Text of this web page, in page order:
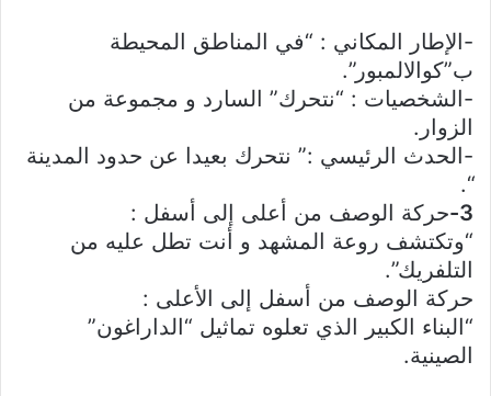
-الإطار المكاني : “في المناطق المحيطة
ب”كوالالمبور”.
-الشخصيات : “نتحرك” السارد و مجموعة من
الزوار.
-الحدث الرئيسي :” نتحرك بعيدا عن حدود المدينة
“.
3- حركة الوصف من أعلى إلى أسفل :
“وتكتشف روعة المشهد و أنت تطل عليه من
التلفريك”.
حركة الوصف من أسفل إلى الأعلى :
“البناء الكبير الذي تعلوه تماثيل “الداراغون”
الصينية.